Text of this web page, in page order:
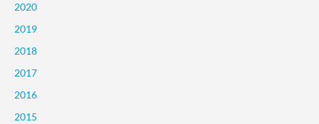
2020
2019
2018
2017
2016
2015